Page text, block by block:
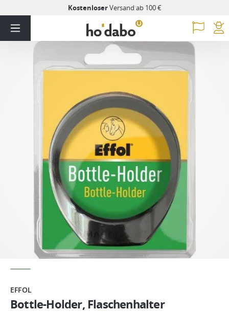
KostenloserVersand ab 100 €
EFFOL
Bottle-Holder, Flaschenhalter